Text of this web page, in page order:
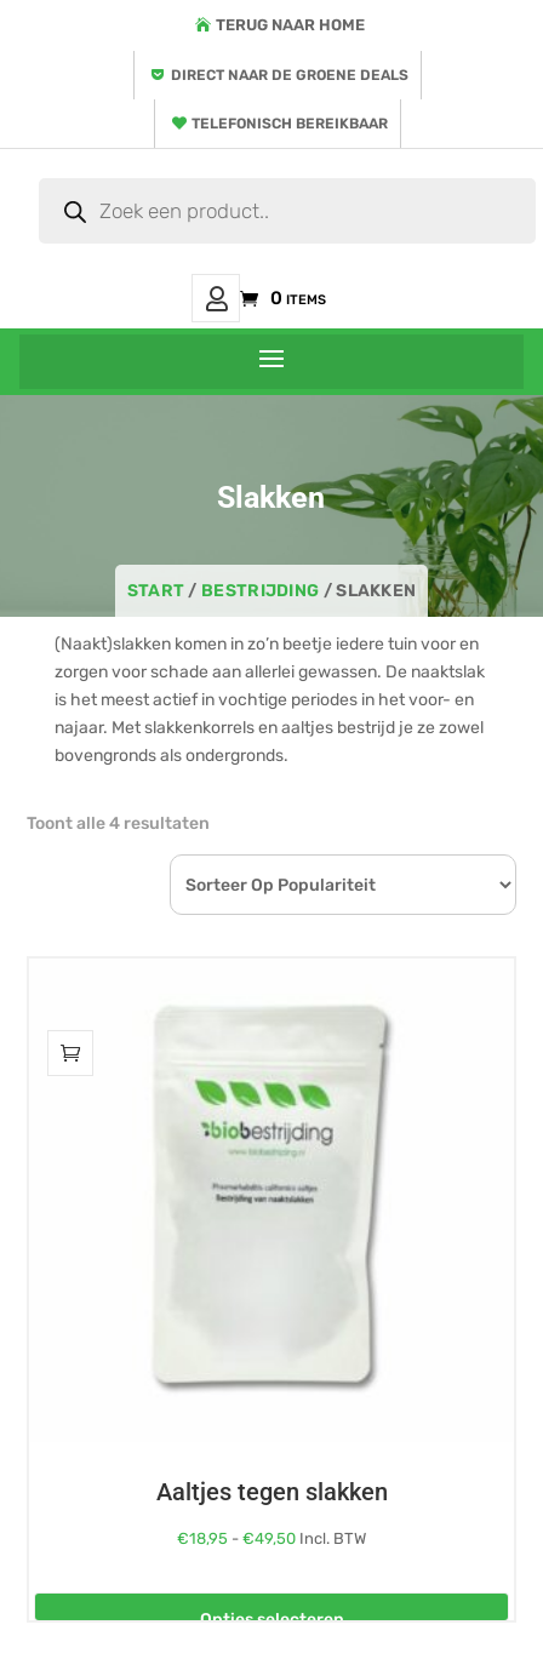
TERUG NAAR HOME
DIRECT NAAR DE GROENE DEALS
TELEFONISCH BEREIKBAAR
zoeken
Mijn
0 items
Slakken
START / BESTRIJDING / SLAKKEN
(Naakt)slakken komen in zo’n beetje iedere tuin voor en
zorgen voor schade aan allerlei gewassen. De naaktslak
is het meest actief in vochtige periodes in het voor- en
najaar. Met slakkenkorrels en aaltjes bestrijd je ze zowel
bovengronds als ondergronds.
Toont alle 4 resultaten
op
populariteit
Aaltjes tegen slakken
€18,95 - €49,50Prijsklasse:
Incl. BTW
Opties selecteren
heeft
meerdere